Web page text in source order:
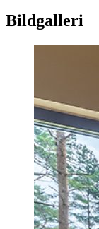
Bildgalleri